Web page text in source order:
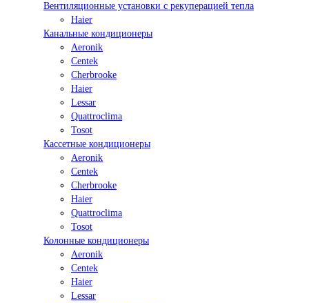
Вентиляционные установки с рекуперацией тепла
Haier
Канальные кондиционеры
Aeronik
Centek
Cherbrooke
Haier
Lessar
Quattroclima
Tosot
Кассетные кондиционеры
Aeronik
Centek
Cherbrooke
Haier
Quattroclima
Tosot
Колонные кондиционеры
Aeronik
Centek
Haier
Lessar